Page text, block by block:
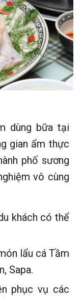
dùng bữa tại
gian ẩm thực
phố sương
vô cùng
khách có thể
lẩu cá Tầm
Sapa.
phục vụ các